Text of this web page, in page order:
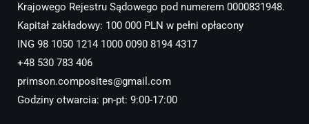
Krajowego Rejestru Sądowego pod numerem 0000831948.
Kapitał zakładowy: 100 000 PLN w pełni opłacony
ING 98 1050 1214 1000 0090 8194 4317
+48 530 783 406
primson.composites@gmail.com
Godziny otwarcia: pn-pt: 9:00-17:00